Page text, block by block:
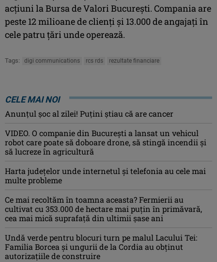
acţiuni la Bursa de Valori Bucureşti. Compania are
peste 12 milioane de clienţi şi 13.000 de angajaţi în
cele patru ţări unde operează.
Tags: digi communications rcs rds rezultate financiare
CELE MAI NOI
Anunţul şoc al zilei! Puţini ştiau că are cancer
VIDEO. O companie din București a lansat un vehicul
robot care poate să doboare drone, să stingă incendii și
să lucreze în agricultură
Harta județelor unde internetul și telefonia au cele mai
multe probleme
Ce mai recoltăm în toamna aceasta? Fermierii au
cultivat cu 353.000 de hectare mai puțin în primăvară,
cea mai mică suprafață din ultimii șase ani
Undă verde pentru blocuri turn pe malul Lacului Tei:
Familia Borcea și ungurii de la Cordia au obținut
autorizațiile de construire